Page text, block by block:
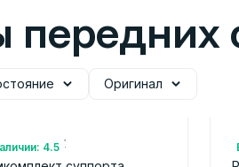
Оригинал
4.5
L2Y63326Z